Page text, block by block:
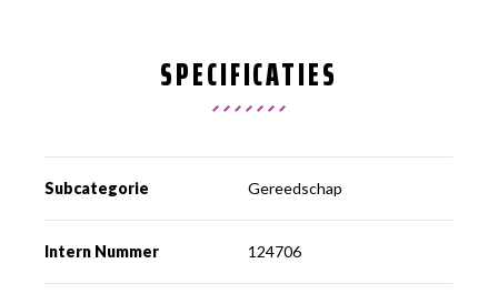
SPECIFICATIES
Subcategorie Gereedschap
Intern Nummer 124706